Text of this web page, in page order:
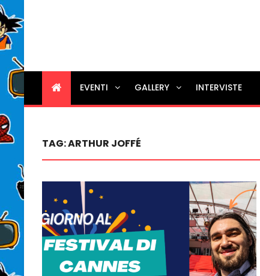
EVENTI GALLERY INTERVISTE
TAG:ARTHUR JOFFÉ